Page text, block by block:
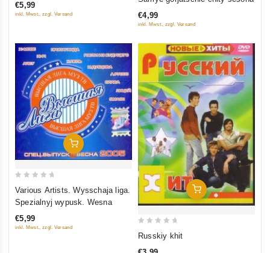
of
€5,99
inkl. Mwst., zzgl. Versand
5
€4,99
inkl. Mwst., zzgl. Versand
In Den Warenkorb
5
Various Artists. Wysschaja liga.
Spezialnyj wypusk. Wesna
€5,99
inkl. Mwst., zzgl. Versand
In Den Warenkorb
Russkiy khit